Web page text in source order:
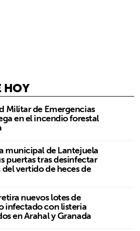
HOY
Militar de Emergencias
en el incendio forestal
municipal de Lantejuela
puertas tras desinfectar
del vertido de heces de
nuevos lotes de
infectado con listeria
en Arahal y Granada